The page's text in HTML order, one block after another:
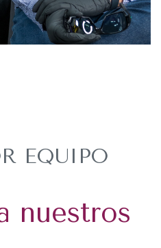
EQUIPO
nuestros